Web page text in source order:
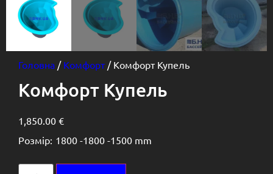
Головна / Комфорт/ Комфорт Купель
Комфорт Купель
1,850.00 €
Розмір: 1800 -1800 -1500 mm